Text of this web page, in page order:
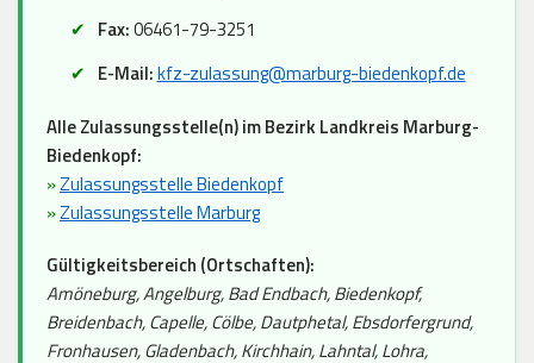
Fax:06461-79-3251
E-Mail:kfz-zulassung@marburg-biedenkopf.de
Alle Zulassungsstelle(n) im Bezirk Landkreis Marburg-
Biedenkopf:
»Zulassungsstelle Biedenkopf
»Zulassungsstelle Marburg
Gültigkeitsbereich (Ortschaften):
Amöneburg, Angelburg, Bad Endbach, Biedenkopf,
Breidenbach, Capelle, Cölbe, Dautphetal, Ebsdorfergrund,
Fronhausen, Gladenbach, Kirchhain, Lahntal, Lohra,